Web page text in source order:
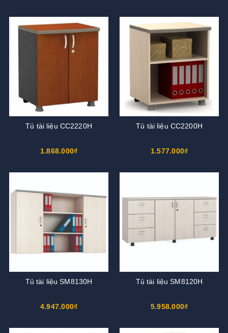
Tủ tài liệu CC2220H
1.868.000₫
Tủ tài liệu CC2200H
1.577.000₫
Tủ tài liệu SM8130H
4.947.000₫
Tủ tài liệu SM8120H
5.958.000₫